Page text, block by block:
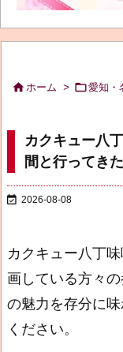
ホーム > 愛知・
カクキュー八
間と行ってきた
 2026-08-08
カクキュー八丁
画している方々
の魅力を存分に
ください。